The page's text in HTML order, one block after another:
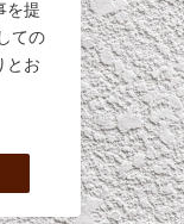
を提
ての
とお